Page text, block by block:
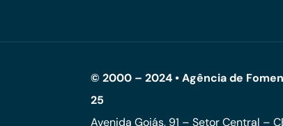
© 2000 – 2024 • Agência de
25
Avenida Goiás, 91 – Setor Central –